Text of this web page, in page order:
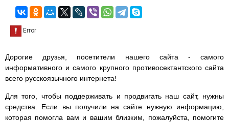
Дорогие друзья, посетители нашего сайта - самого
информативного и самого крупного противосектантского сайта
всего русскоязычного интернета!
Для того, чтобы поддерживать и продвигать наш сайт, нужны
средства. Если вы получили на сайте нужную информацию,
которая помогла вам и вашим близким, пожалуйста, помогите